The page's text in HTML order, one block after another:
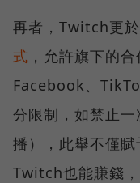
再者，Twitch更
式 ，允許旗下的
Facebook、
分限制，如禁止
播），此舉不僅
Twitch也能賺錢